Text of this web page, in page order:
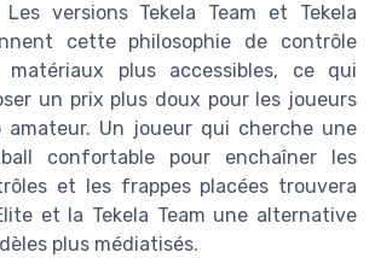
versions Tekela Team et Tekela
cette philosophie de contrôle
plus accessibles, ce qui
un prix plus doux pour les joueurs
Un joueur qui cherche une
confortable pour enchaîner les
et les frappes placées trouvera
et la Tekela Team une alternative
plus médiatisés.